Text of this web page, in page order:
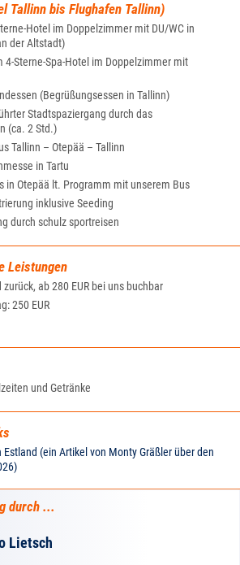
Tallinn bis Flughafen Tallinn)
Hotel im Doppelzimmer mit DU/WC in
der Altstadt)
4-Sterne-Spa-Hotel im Doppelzimmer mit
(Begrüßungsessen in Tallinn)
Stadtspaziergang durch das
(ca. 2 Std.)
Tallinn – Otepää – Tallinn
in Tartu
in Otepää lt. Programm mit unserem Bus
inklusive Seeding
durch schulz sportreisen
Leistungen
ab 280 EUR bei uns buchbar
250 EUR
und Getränke
(ein Artikel von Monty Gräßler über den
durch ...
Lietsch